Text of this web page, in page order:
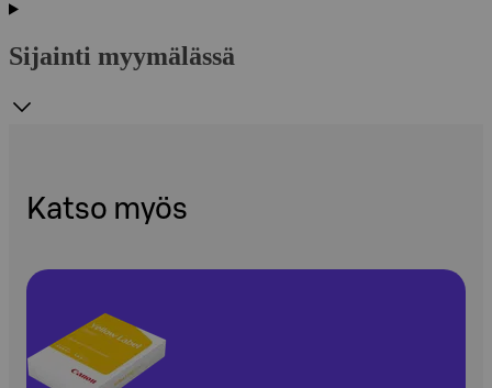
Sijainti myymälässä
Katso myös